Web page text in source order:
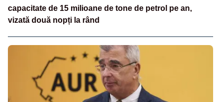
capacitate de 15 milioane de tone de petrol pe an,
vizată două nopți la rând